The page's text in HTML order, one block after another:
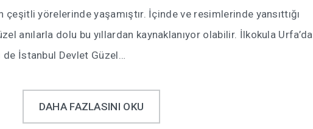
çeşitli yörelerinde yaşamıştır. İçinde ve resimlerinde yansıttığı
anılarla dolu bu yıllardan kaynaklanıyor olabilir. İlkokula Urfa’da
İstanbul Devlet Güzel…
DAHA FAZLASINI OKU